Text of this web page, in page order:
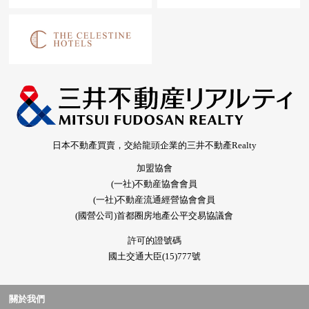
日本不動產買賣，交給龍頭企業的三井不動產Realty
加盟協會
(一社)不動産協會會員
(一社)不動産流通經營協會會員
(國營公司)首都圈房地產公平交易協議會
許可的證號碼
國土交通大臣(15)777號
關於我們